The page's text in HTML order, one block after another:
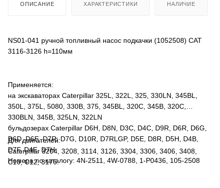
ОПИСАНИЕ ХАРАКТЕРИСТИКИ НАЛИЧИЕ
NS01-041 ручной топливный насос подкачки (1052508) CAT
3116-3126 h=110мм
Применяется:
на экскаваторах Caterpillar 325L, 322L, 325, 330LN, 345BL,
350L, 375L, 5080, 330B, 375, 345BL, 320C, 345B, 320C,
330BLN, 345B, 325LN, 322LN
бульдозерах Caterpillar D6H, D8N, D3C, D4C, D9R, D6R, D6G,
D6D, D6E, D7R, D7G, D10R, D7RLGP, D5E, D8R, D5H, D4B,
D7F, D4E, D7H
Номера по каталогу: 4N-2511, 4W-0788, 1-P0436, 105-2508
Для двигателей:
Caterpillar 3204, 3208, 3114, 3126, 3304, 3306, 3406, 3408,
C10, C12, 3176.